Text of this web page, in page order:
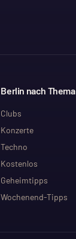
Berlin nach Thema
Clubs
Konzerte
Techno
Kostenlos
Geheimtipps
Wochenend-Tipps